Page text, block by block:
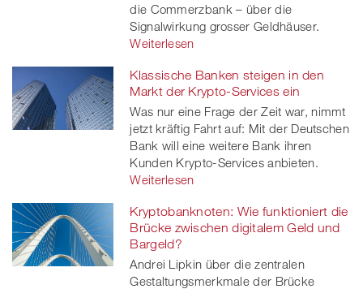
die Commerzbank – über die
Signalwirkung grosser Geldhäuser.
Weiterlesen
Klassische Banken steigen in den
Markt der Krypto-Services ein
Was nur eine Frage der Zeit war, nimmt
jetzt kräftig Fahrt auf: Mit der Deutschen
Bank will eine weitere Bank ihren
Kunden Krypto-Services anbieten.
Weiterlesen
Kryptobanknoten: Wie funktioniert die
Brücke zwischen digitalem Geld und
Bargeld?
Andrei Lipkin über die zentralen
Gestaltungsmerkmale der Brücke